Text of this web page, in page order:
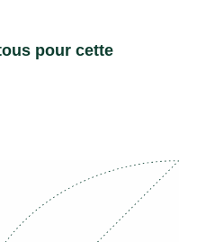
pour cette